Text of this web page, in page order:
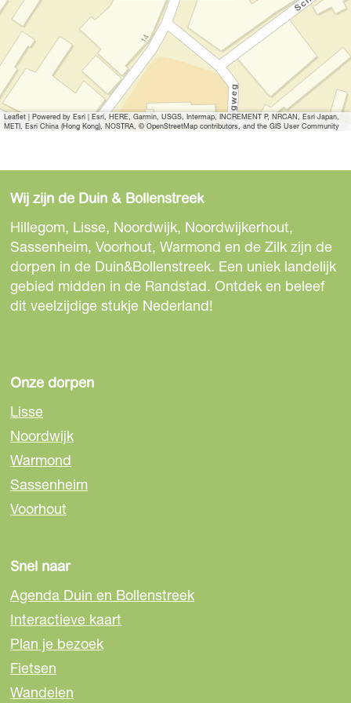
r
g
r
t
e
e
e
l
d
i
n
e
Leaflet | Powered by Esri | Esri, HERE, Garmin, USGS, Intermap, INCREMENT P, NRCAN, Esri Japan,
METI, Esri China (Hong Kong), NOSTRA, © OpenStreetMap contributors, and the GIS User Community
Wij zijn de Duin & Bollenstreek
Hillegom, Lisse, Noordwijk, Noordwijkerhout,
Sassenheim, Voorhout, Warmond en de Zilk zijn de
dorpen in de Duin&Bollenstreek. Een uniek landelijk
gebied midden in de Randstad. Ontdek en beleef
dit veelzijdige stukje Nederland!
Onze dorpen
Lisse
Noordwijk
Warmond
Sassenheim
Voorhout
Snel naar
Agenda Duin en Bollenstreek
Interactieve kaart
Plan je bezoek
Fietsen
Wandelen